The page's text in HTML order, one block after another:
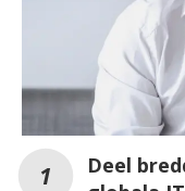
Deel